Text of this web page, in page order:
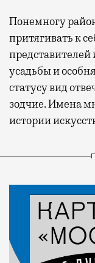
Понемногу
притягивать к
усадьбы и
статусу вид
зодчие. Имена
истории